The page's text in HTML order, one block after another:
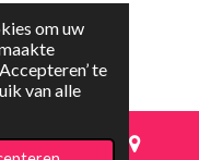
om uw
te
van alle